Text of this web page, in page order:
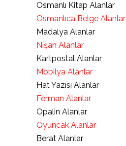
Osmanlı Kitap Alanlar
Osmanlıca Belge Alanlar
Madalya Alanlar
Nişan Alanlar
Kartpostal Alanlar
Mobilya Alanlar
Hat Yazısı Alanlar
Ferman Alanlar
Opalin Alanlar
Oyuncak Alanlar
Berat Alanlar